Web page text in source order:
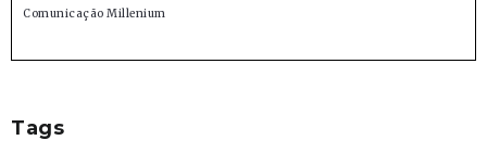
Comunicação Millenium
Tags